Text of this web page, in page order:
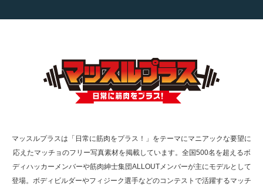
【TV】TBS番組「ひるおび」にてマッスルプ
TOKYO FMラジオ番組「ONE MORNING」
で紹介さ…
た（6/8放送）
マッスルプラスは「日常に筋肉をプラス！」をテーマにマニアックな要望に
応えたマッチョのフリー写真素材を掲載しています。全国500名を超えるボ
ディハッカーメンバーや筋肉紳士集団ALLOUTメンバーが主にモデルとして
登場。ボディビルダーやフィジーク選手などのコンテストで活躍するマッチ